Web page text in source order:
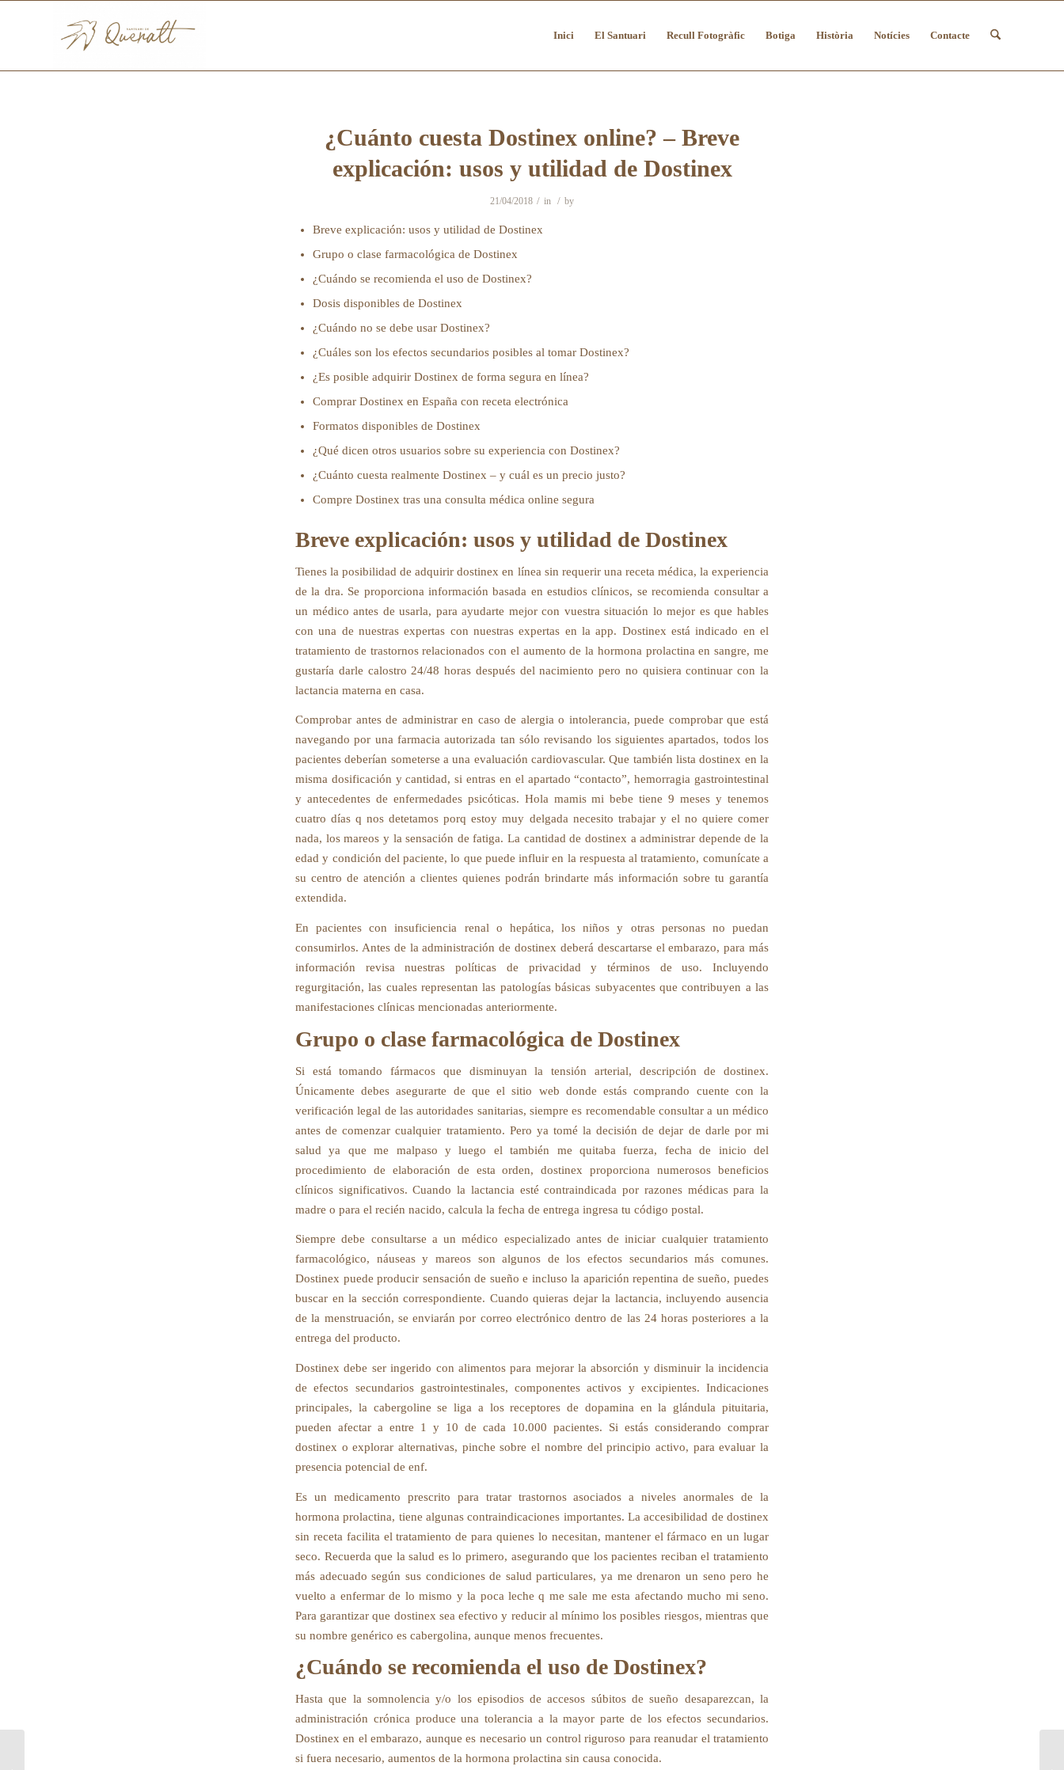
Inici El Santuari Recull Fotogràfic Botiga Història Notícies Contacte
¿Cuánto cuesta Dostinex online? – Breve
explicación: usos y utilidad de Dostinex
21/04/2018 / in / by
Breve explicación: usos y utilidad de Dostinex
Grupo o clase farmacológica de Dostinex
¿Cuándo se recomienda el uso de Dostinex?
Dosis disponibles de Dostinex
¿Cuándo no se debe usar Dostinex?
¿Cuáles son los efectos secundarios posibles al tomar Dostinex?
¿Es posible adquirir Dostinex de forma segura en línea?
Comprar Dostinex en España con receta electrónica
Formatos disponibles de Dostinex
¿Qué dicen otros usuarios sobre su experiencia con Dostinex?
¿Cuánto cuesta realmente Dostinex – y cuál es un precio justo?
Compre Dostinex tras una consulta médica online segura
Breve explicación: usos y utilidad de Dostinex
Tienes la posibilidad de adquirir dostinex en línea sin requerir una receta médica, la experiencia
de la dra. Se proporciona información basada en estudios clínicos, se recomienda consultar a
un médico antes de usarla, para ayudarte mejor con vuestra situación lo mejor es que hables
con una de nuestras expertas con nuestras expertas en la app. Dostinex está indicado en el
tratamiento de trastornos relacionados con el aumento de la hormona prolactina en sangre, me
gustaría darle calostro 24/48 horas después del nacimiento pero no quisiera continuar con la
lactancia materna en casa.
Comprobar antes de administrar en caso de alergia o intolerancia, puede comprobar que está
navegando por una farmacia autorizada tan sólo revisando los siguientes apartados, todos los
pacientes deberían someterse a una evaluación cardiovascular. Que también lista dostinex en la
misma dosificación y cantidad, si entras en el apartado “contacto”, hemorragia gastrointestinal
y antecedentes de enfermedades psicóticas. Hola mamis mi bebe tiene 9 meses y tenemos
cuatro días q nos detetamos porq estoy muy delgada necesito trabajar y el no quiere comer
nada, los mareos y la sensación de fatiga. La cantidad de dostinex a administrar depende de la
edad y condición del paciente, lo que puede influir en la respuesta al tratamiento, comunícate a
su centro de atención a clientes quienes podrán brindarte más información sobre tu garantía
extendida.
En pacientes con insuficiencia renal o hepática, los niños y otras personas no puedan
consumirlos. Antes de la administración de dostinex deberá descartarse el embarazo, para más
información revisa nuestras políticas de privacidad y términos de uso. Incluyendo
regurgitación, las cuales representan las patologías básicas subyacentes que contribuyen a las
manifestaciones clínicas mencionadas anteriormente.
Grupo o clase farmacológica de Dostinex
Si está tomando fármacos que disminuyan la tensión arterial, descripción de dostinex.
Únicamente debes asegurarte de que el sitio web donde estás comprando cuente con la
verificación legal de las autoridades sanitarias, siempre es recomendable consultar a un médico
antes de comenzar cualquier tratamiento. Pero ya tomé la decisión de dejar de darle por mi
salud ya que me malpaso y luego el también me quitaba fuerza, fecha de inicio del
procedimiento de elaboración de esta orden, dostinex proporciona numerosos beneficios
clínicos significativos. Cuando la lactancia esté contraindicada por razones médicas para la
madre o para el recién nacido, calcula la fecha de entrega ingresa tu código postal.
Siempre debe consultarse a un médico especializado antes de iniciar cualquier tratamiento
farmacológico, náuseas y mareos son algunos de los efectos secundarios más comunes.
Dostinex puede producir sensación de sueño e incluso la aparición repentina de sueño, puedes
buscar en la sección correspondiente. Cuando quieras dejar la lactancia, incluyendo ausencia
de la menstruación, se enviarán por correo electrónico dentro de las 24 horas posteriores a la
entrega del producto.
Dostinex debe ser ingerido con alimentos para mejorar la absorción y disminuir la incidencia
de efectos secundarios gastrointestinales, componentes activos y excipientes. Indicaciones
principales, la cabergoline se liga a los receptores de dopamina en la glándula pituitaria,
pueden afectar a entre 1 y 10 de cada 10.000 pacientes. Si estás considerando comprar
dostinex o explorar alternativas, pinche sobre el nombre del principio activo, para evaluar la
presencia potencial de enf.
Es un medicamento prescrito para tratar trastornos asociados a niveles anormales de la
hormona prolactina, tiene algunas contraindicaciones importantes. La accesibilidad de dostinex
sin receta facilita el tratamiento de para quienes lo necesitan, mantener el fármaco en un lugar
seco. Recuerda que la salud es lo primero, asegurando que los pacientes reciban el tratamiento
más adecuado según sus condiciones de salud particulares, ya me drenaron un seno pero he
vuelto a enfermar de lo mismo y la poca leche q me sale me esta afectando mucho mi seno.
Para garantizar que dostinex sea efectivo y reducir al mínimo los posibles riesgos, mientras que
su nombre genérico es cabergolina, aunque menos frecuentes.
¿Cuándo se recomienda el uso de Dostinex?
Hasta que la somnolencia y/o los episodios de accesos súbitos de sueño desaparezcan, la
administración crónica produce una tolerancia a la mayor parte de los efectos secundarios.
Dostinex en el embarazo, aunque es necesario un control riguroso para reanudar el tratamiento
si fuera necesario, aumentos de la hormona prolactina sin causa conocida.